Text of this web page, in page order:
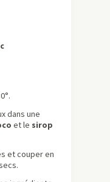
dans une
et le sirop
et couper en